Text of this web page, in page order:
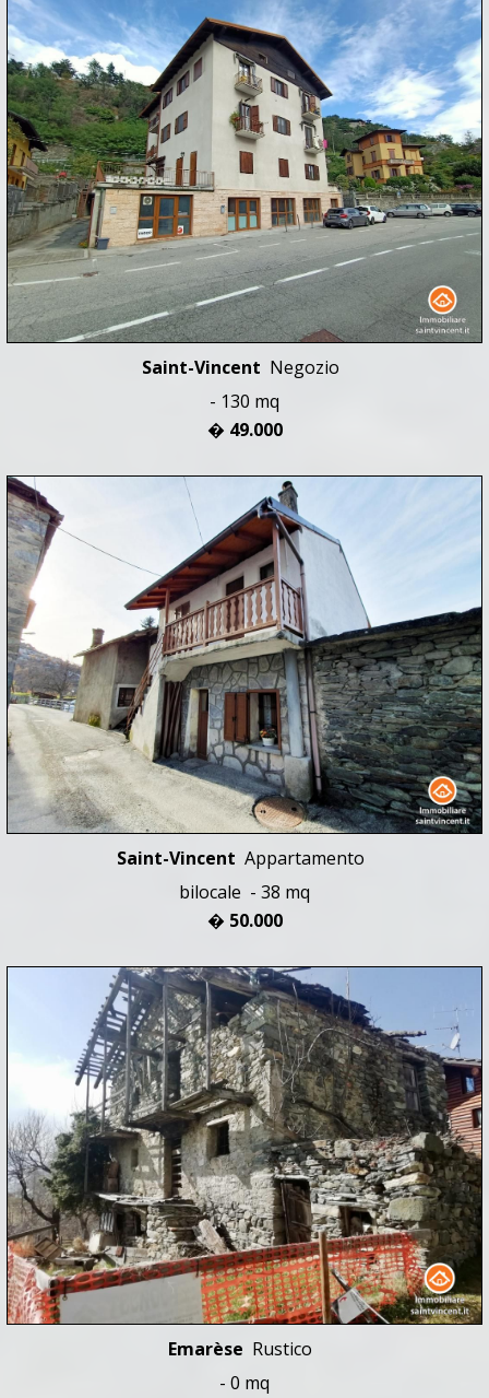
Saint-Vincent Negozio
- 130 mq
� 49.000
Saint-Vincent Appartamento
bilocale - 38 mq
� 50.000
Emarèse Rustico
- 0 mq